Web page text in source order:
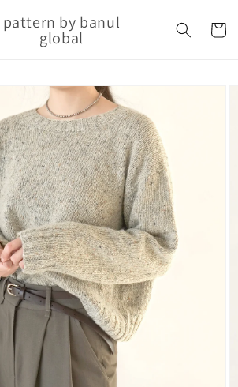
pattern by banul
global Cart